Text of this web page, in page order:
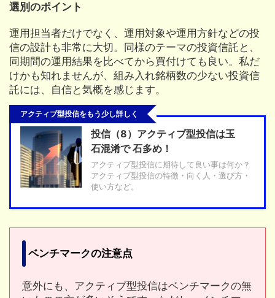
選別のポイント
運用担当者だけでなく、運用対象や運用方針などの投
信の設計も非常に大切。同様のテーマの投資信託と、
同期間の運用結果を比べてから買付けても良い。私だ
けかも知れませんが、組み入れ銘柄数の少ない投資信
託には、自信と気概を感じます。
アクティブ型投信をもう少し詳しく
投信（8）アクティブ型投信は玉
石混淆で 石多め！
アクティブ型投信に期待して良い事は何か？
アクティブ型投信の特徴・向く人・選び方・
使い方など。
ベンチマークの注意点
意外にも、アクティブ型投信はベンチマークの無